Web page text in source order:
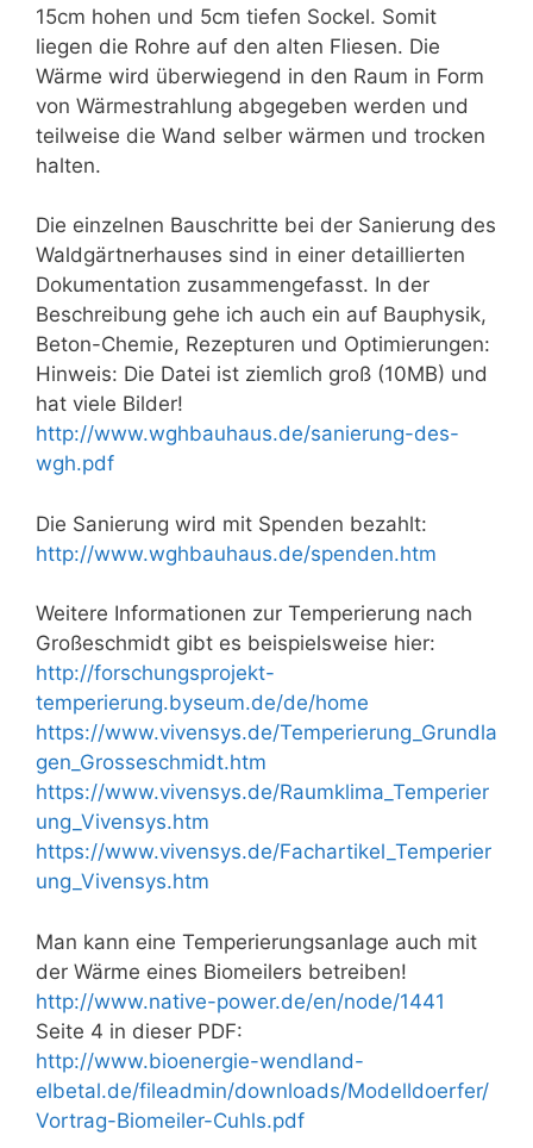
15cm hohen und 5cm tiefen Sockel. Somit
liegen die Rohre auf den alten Fliesen. Die
Wärme wird überwiegend in den Raum in Form
von Wärmestrahlung abgegeben werden und
teilweise die Wand selber wärmen und trocken
halten.
Die einzelnen Bauschritte bei der Sanierung des
Waldgärtnerhauses sind in einer detaillierten
Dokumentation zusammengefasst. In der
Beschreibung gehe ich auch ein auf Bauphysik,
Beton-Chemie, Rezepturen und Optimierungen:
Hinweis: Die Datei ist ziemlich groß (10MB) und
hat viele Bilder!
http://www.wghbauhaus.de/sanierung-des-
wgh.pdf
Die Sanierung wird mit Spenden bezahlt:
http://www.wghbauhaus.de/spenden.htm
Weitere Informationen zur Temperierung nach
Großeschmidt gibt es beispielsweise hier:
http://forschungsprojekt-
temperierung.byseum.de/de/home
https://www.vivensys.de/Temperierung_Grundla
gen_Grosseschmidt.htm
https://www.vivensys.de/Raumklima_Temperier
ung_Vivensys.htm
https://www.vivensys.de/Fachartikel_Temperier
ung_Vivensys.htm
Man kann eine Temperierungsanlage auch mit
der Wärme eines Biomeilers betreiben!
http://www.native-power.de/en/node/1441
Seite 4 in dieser PDF:
http://www.bioenergie-wendland-
elbetal.de/fileadmin/downloads/Modelldoerfer/
Vortrag-Biomeiler-Cuhls.pdf